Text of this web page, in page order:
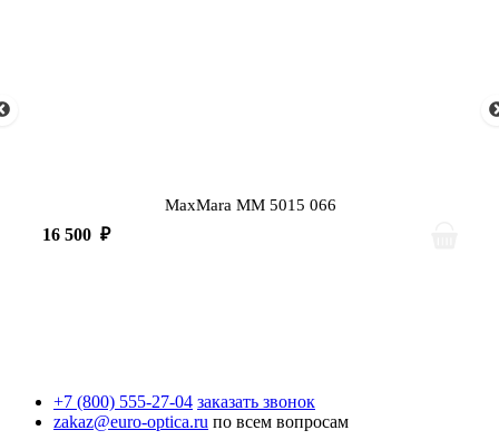
MaxMara MM 5015 066
16 500 ₽
+7 (800) 555-27-04 заказать звонок
zakaz@euro-optica.ru по всем вопросам